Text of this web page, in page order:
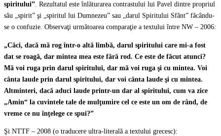
spiritului”. Rezultatul este înlăturarea contrastului lui Pavel dintre propriul
său „spirit” şi „spiritul lui Dumnezeu” sau „darul Spiritului Sfânt” făcându-
se o confuzie. Observaţi următoarea comparaţie a textului între NW – 2006:
„Căci, dacă mă rog într-o altă limbă, darul spiritului care mi-a fost
dat se roagă, dar mintea mea este fără rod. Ce este de făcut atunci?
Mă voi ruga prin darul spiritului, dar mă voi ruga şi cu mintea. Voi
cânta laude prin darul spiritului, dar voi cânta laude şi cu mintea.
Altminteri, dacă aduci laude printr-un dar al spiritului, cum va zice
„Amin“ la cuvintele tale de mulţumire cel ce este un om de rând, de
vreme ce nu înţelege ce spui?”
Şi NTTF – 2008 (o traducere ultra-literală a textului grecesc):